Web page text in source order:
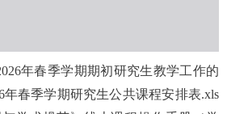
年春季学期期初研究生教学工作的
年春季学期研究生公共课程安排表.xls